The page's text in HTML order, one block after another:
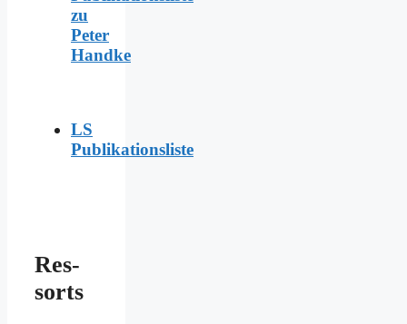
zu
Peter
Handke
LS
Publikationsliste
Res­
sorts